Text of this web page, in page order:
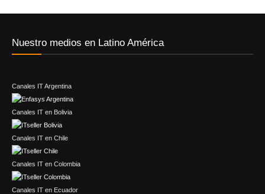
Nuestro medios en Latino América
Canales IT Argentina
Canales IT en Bolivia
Canales IT en Chile
Canales IT en Colombia
Canales IT en Ecuador